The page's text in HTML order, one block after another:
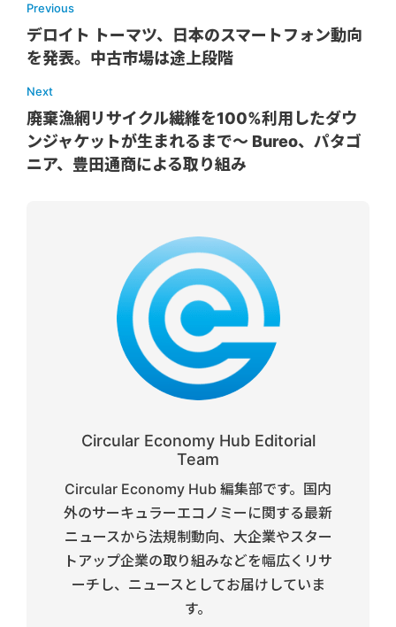
Previous
デロイト トーマツ、日本のスマートフォン動向
を発表。中古市場は途上段階
Next
廃棄漁網リサイクル繊維を100%利用したダウ
ンジャケットが生まれるまで～ Bureo、パタゴ
ニア、豊田通商による取り組み
Circular Economy Hub Editorial
Team
Circular Economy Hub 編集部です。国内
外のサーキュラーエコノミーに関する最新
ニュースから法規制動向、大企業やスター
トアップ企業の取り組みなどを幅広くリサ
ーチし、ニュースとしてお届けしていま
す。